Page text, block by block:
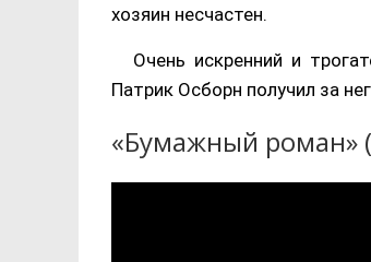
хозяин несчастен.
Очень искренний и
Патрик Осборн получил за
«Бумажный роман»